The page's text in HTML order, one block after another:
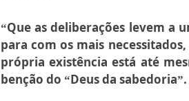
“Que as deliberações levem a
para com os mais
própria existência está até
benção do “Deus da sabedoria”.